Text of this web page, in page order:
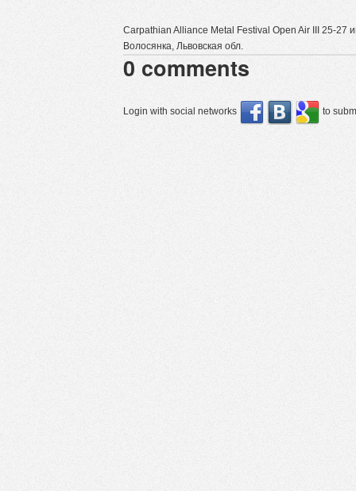
Carpathian Alliance Metal Festival Open Air III 25-27
Волосянка, Львовская обл.
0 comments
Login with social networks to